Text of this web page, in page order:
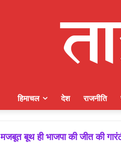
हिमाचल देश राजनीति
मजबूत बूथ ही भाजपा की जीत की